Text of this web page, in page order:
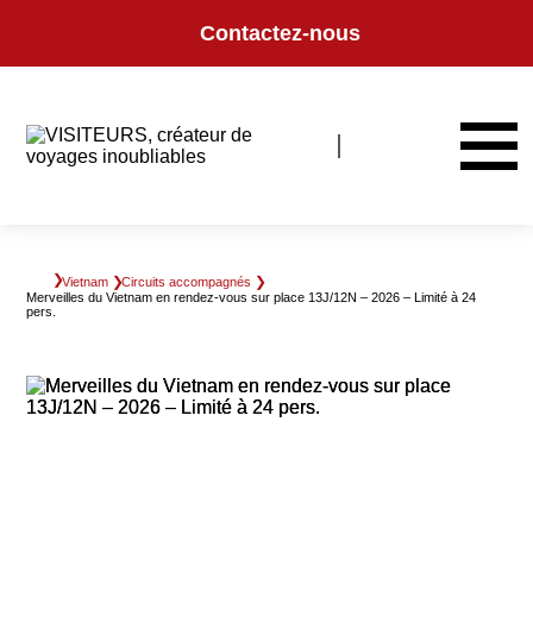
Contactez-nous
Vietnam
Circuits accompagnés
Merveilles du Vietnam en rendez-vous sur place 13J/12N – 2026 – Limité à 24
pers.